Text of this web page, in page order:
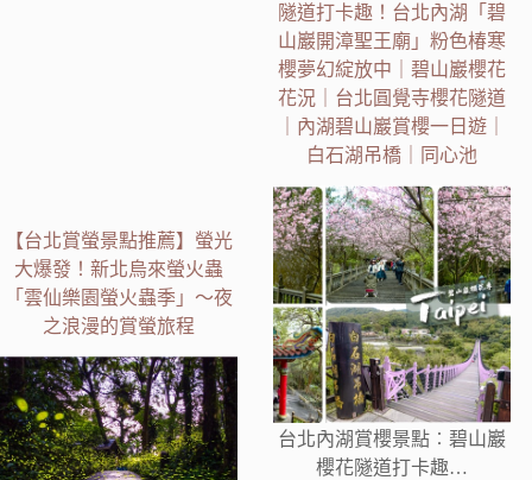
【台北賞螢景點推薦】螢光
大爆發！新北烏來螢火蟲
「雲仙樂園螢火蟲季」～夜
之浪漫的賞螢旅程
隧道打卡趣！台北內湖「碧
山巖開漳聖王廟」粉色椿寒
櫻夢幻綻放中｜碧山巖櫻花
花況｜台北圓覺寺櫻花隧道
｜內湖碧山巖賞櫻一日遊｜
白石湖吊橋｜同心池
台北內湖賞櫻景點︰碧山巖
櫻花隧道打卡趣…